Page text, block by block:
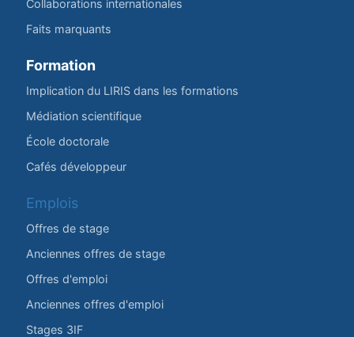
Collaborations internationales
Faits marquants
Formation
Implication du LIRIS dans les formations
Médiation scientifique
École doctorale
Cafés développeur
Emplois
Offres de stage
Anciennes offres de stage
Offres d'emploi
Anciennes offres d'emploi
Stages 3IF